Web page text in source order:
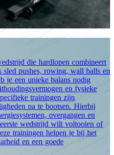
die hardlopen combineert
sled pushes, rowing, wall balls en
je een unieke balans nodig
en fysieke
trainingen zijn
na te bootsen. Hierbij
overgangen en
wedstrijd wilt voltooien of
trainingen helpen je bij het
en een goede